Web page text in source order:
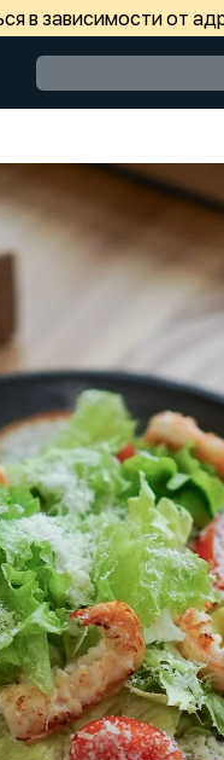
в зависимости от